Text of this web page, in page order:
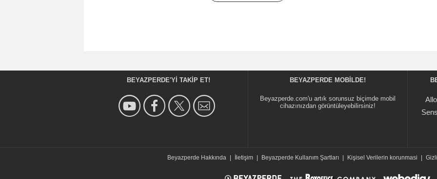
BEYAZPERDE'YI TAKIP ET! BEYAZPERDE MOBILDE!
Beyazperde.com'u artık sorunsuz biçimde mobil
cihazınızdan görüntüleyebilirsiniz!
Beyazperde Hakkında İletişim Beyazperde Kullanım Şartları Kişisel Verilerin korunmasi